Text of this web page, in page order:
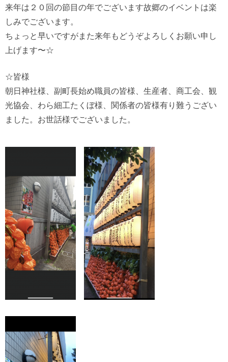
来年は２０回の節目の年でございます故郷のイベントは楽
しみでございます。
ちょっと早いですがまた来年もどうぞよろしくお願い申し
上げます〜☆
☆皆様
朝日神社様、副町長始め職員の皆様、生産者、商工会、観
光協会、わら細工たくぼ様、関係者の皆様有り難うござい
ました。お世話様でございました。